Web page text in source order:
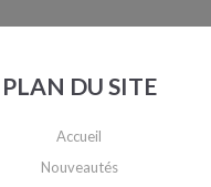
PLAN DU SITE
Accueil
Nouveautés